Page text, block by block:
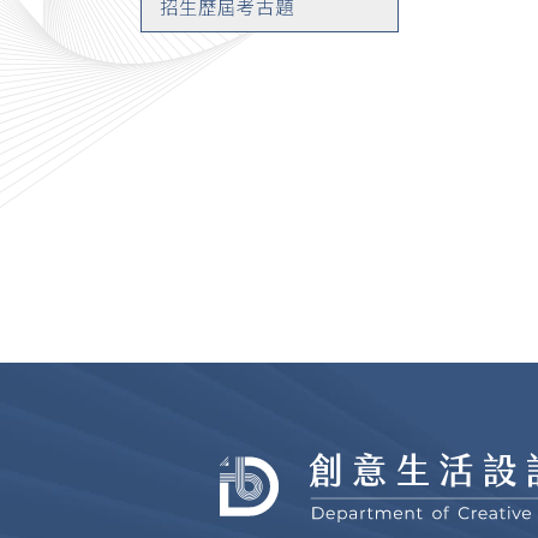
招生歷屆考古題